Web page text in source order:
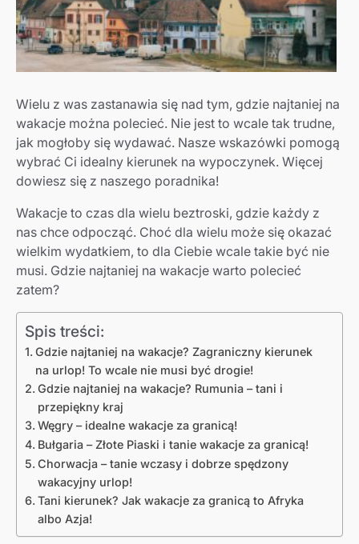
Wielu z was zastanawia się nad tym, gdzie najtaniej na
wakacje można polecieć. Nie jest to wcale tak trudne,
jak mogłoby się wydawać. Nasze wskazówki pomogą
wybrać Ci idealny kierunek na wypoczynek. Więcej
dowiesz się z naszego poradnika!
Wakacje to czas dla wielu beztroski, gdzie każdy z
nas chce odpocząć. Choć dla wielu może się okazać
wielkim wydatkiem, to dla Ciebie wcale takie być nie
musi. Gdzie najtaniej na wakacje warto polecieć
zatem?
Spis treści:
Gdzie najtaniej na wakacje? Zagraniczny kierunek
na urlop! To wcale nie musi być drogie!
Gdzie najtaniej na wakacje? Rumunia – tani i
przepiękny kraj
Węgry – idealne wakacje za granicą!
Bułgaria – Złote Piaski i tanie wakacje za granicą!
Chorwacja – tanie wczasy i dobrze spędzony
wakacyjny urlop!
Tani kierunek? Jak wakacje za granicą to Afryka
albo Azja!